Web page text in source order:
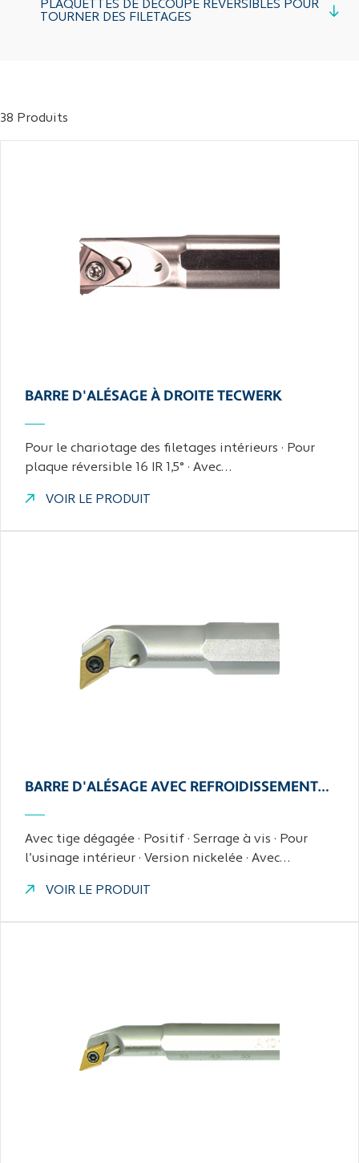
PLAQUETTES DE DÉCOUPE RÉVERSIBLES POUR
TOURNER DES FILETAGES
38 Produits
BARRE D'ALÉSAGE À DROITE TECWERK
Pour le chariotage des filetages intérieurs · Pour
plaque réversible 16 IR 1,5° · Avec…
VOIR LE PRODUIT
BARRE D'ALÉSAGE AVEC REFROIDISSEMENT…
Avec tige dégagée · Positif · Serrage à vis · Pour
l’usinage intérieur · Version nickelée · Avec…
VOIR LE PRODUIT